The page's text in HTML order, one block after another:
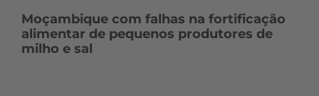
Moçambique com falhas na fortificação
alimentar de pequenos produtores de
milho e sal